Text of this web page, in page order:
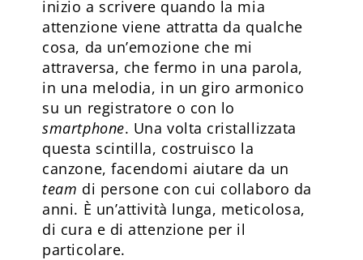
inizio a scrivere quando la mia
attenzione viene attratta da qualche
cosa, da un’emozione che mi
attraversa, che fermo in una parola,
in una melodia, in un giro armonico
su un registratore o con lo
smartphone. Una volta cristallizzata
questa scintilla, costruisco la
canzone, facendomi aiutare da un
team di persone con cui collaboro da
anni. È un’attività lunga, meticolosa,
di cura e di attenzione per il
particolare.